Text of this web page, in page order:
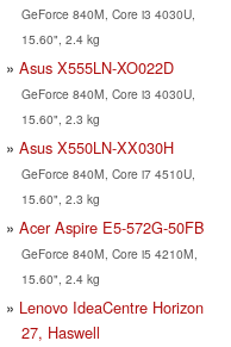
GeForce 840M, Core i3 4030U,
15.60", 2.4 kg
Asus X555LN-XO022D
GeForce 840M, Core i3 4030U,
15.60", 2.3 kg
Asus X550LN-XX030H
GeForce 840M, Core i7 4510U,
15.60", 2.3 kg
Acer Aspire E5-572G-50FB
GeForce 840M, Core i5 4210M,
15.60", 2.4 kg
Lenovo IdeaCentre Horizon
27, Haswell